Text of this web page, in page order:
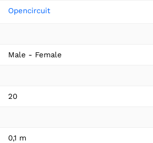
Opencircuit
Male - Female
20
0,1 m